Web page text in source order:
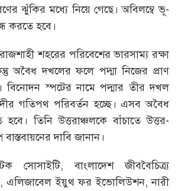
ঝুঁকির মধ্যে নিয়ে গেছে। অবিলম্বে ভূ-
করতে হবে।
শহরের পরিবেশের ভারসাম্য রক্ষা
অবৈধ দখলের ফলে পদ্মা নিজের প্রাণ
বিনোদন স্পটের নামে পদ্মার তীর দখল
গতিপথ পরিবর্তন হচ্ছে। এসব অবৈধ
তিনি উত্তরাঞ্চলকে বাঁচাতে উত্তর-
দাবি জানান।
সোসাইটি, বাংলাদেশ জীববৈচিত্র্য
এলিজাবেল ইয়ুথ ফর ইভোলিউশন, নারী